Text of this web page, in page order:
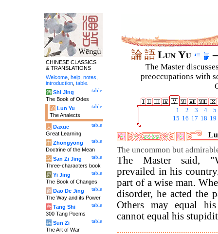
論語Lun Yu
The Master
preoccupations with
1 2 3 4
5
15 16 17 18 19
The uncommon but
The Master said,
prevailed in his
part of a wise man.
disorder, he acted the
Others may equal
cannot equal his
CHINESE CLASSICS
& TRANSLATIONS
Welcome help notes
introduction table
table
诗 Shi Jing
The Book of Odes
table
论 Lun Yu
The Analects
table
大 Daxue
Great Learning
table
中 Zhongyong
Doctrine of the Mean
table
字 San Zi Jing
Three-characters book
table
易 Yi Jing
The Book of Changes
table
道 Dao De Jing
The Way and its Power
table
唐 Tang Shi
300 Tang Poems
table
兵 Sun Zi
The Art of War